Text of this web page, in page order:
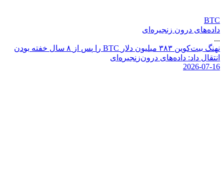
BTC
داده‌های درون زنجیره‌ای
...
نهنگ بیتکوین ۳۸۳ میلیون دلر BTC ر پس ز ۸ سال خفته بودن
نتقال د د: د دههای در ونز نجیر ه ی
2026-07-16